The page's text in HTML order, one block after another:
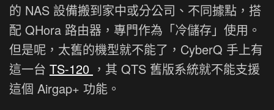
的 NAS 設備搬到家中或分公司、不同據點，搭
配 QHora 路由器，專門作為「冷儲存」使用。
但是呢，太舊的機型就不能了，CyberQ 手上有
這一台 TS-120 ，其 QTS 舊版系統就不能支援
這個 Airgap+ 功能。